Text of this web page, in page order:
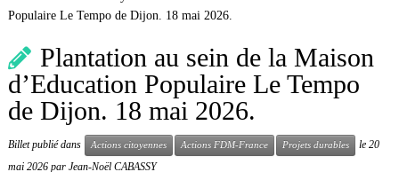
Populaire Le Tempo de Dijon. 18 mai 2026.
Plantation au sein de la Maison
d’Education Populaire Le Tempo
de Dijon. 18 mai 2026.
Billet publié dans Actions citoyennes Actions FDM-France Projets durables le 20
mai 2026 par Jean-Noël CABASSY